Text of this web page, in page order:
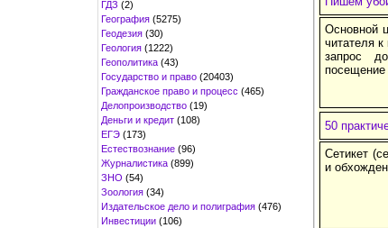
ГДЗ (2)
География (5275)
Геодезия (30)
Геология (1222)
Геополитика (43)
Государство и право (20403)
Гражданское право и процесс (465)
Делопроизводство (19)
Деньги и кредит (108)
ЕГЭ (173)
Естествознание (96)
Журналистика (899)
ЗНО (54)
Зоология (34)
Издательское дело и полиграфия (476)
Инвестиции (106)
Основной
читателя
запрос
посещение
50
Сетикет
и